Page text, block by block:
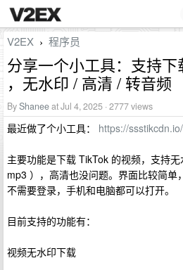
V2EX › 程序员
分享一个小工具：支持下
，无水印 / 高清 / 转音频
ByShaneeat Jul 4, 2025 · 2777 views
最近做了个小工具： https://ssstikcdn.io/
主要功能是下载 TikTok 的视频，支持
mp3 ），高清也没问题。界面比较简单
不需要登录，手机和电脑都可以打开。
目前支持的功能有：
视频无水印下载